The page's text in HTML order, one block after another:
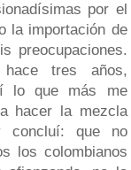
por el
la importación de
preocupaciones.
hace tres años,
lo que más me
hacer la mezcla
concluí: que no
los colombianos